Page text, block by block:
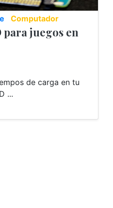
Computador
para juegos en
de carga en tu
...